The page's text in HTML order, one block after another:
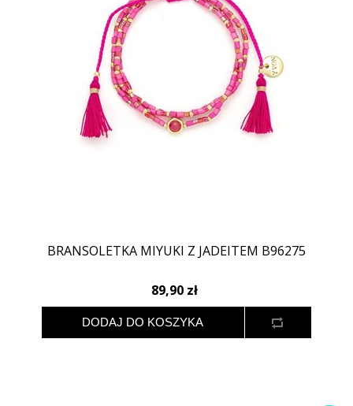
BRANSOLETKA MIYUKI Z JADEITEM B96275
89,90 zł